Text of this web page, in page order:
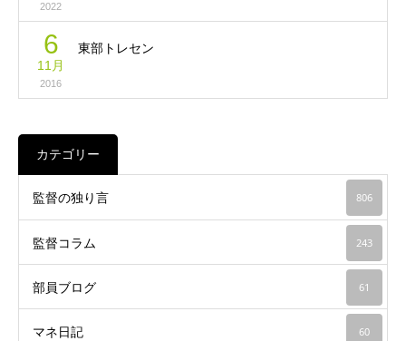
2022
6
11月
2016
東部トレセン
カテゴリー
監督の独り言 806
監督コラム 243
部員ブログ 61
マネ日記 60